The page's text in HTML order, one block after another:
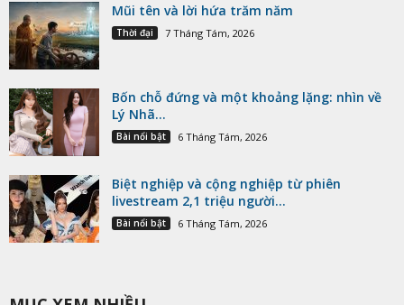
Mũi tên và lời hứa trăm năm
Thời đại 7 Tháng Tám, 2026
Bốn chỗ đứng và một khoảng lặng: nhìn về
Lý Nhã...
Bài nổi bật 6 Tháng Tám, 2026
Biệt nghiệp và cộng nghiệp từ phiên
livestream 2,1 triệu người...
Bài nổi bật 6 Tháng Tám, 2026